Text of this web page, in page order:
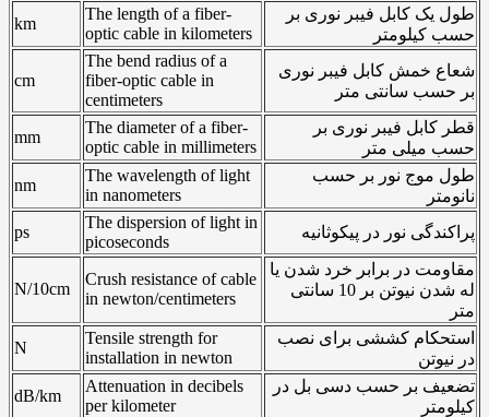
km
The length of a fiber-
optic cable in kilometers
طول یک کابل فیبر نوری بر
حسب کیلومتر
cm
The bend radius of a
fiber-optic cable in
centimeters
شعاع خمش کابل فیبر نوری
بر حسب سانتی متر
mm
The diameter of a fiber-
optic cable in millimeters
قطر کابل فیبر نوری بر
حسب میلی متر
nm
The wavelength of light
in nanometers
طول موج نور بر حسب
نانومتر
ps
The dispersion of light in
picoseconds
پراکندگی نور در پیکوثانیه
N/10cm
Crush resistance of cable
in newton/centimeters
مقاومت در برابر خرد شدن یا
له شدن نیوتن بر 10 سانتی
متر
N
Tensile strength for
installation in newton
استحکام کششی برای نصب
در نیوتن
dB/km
Attenuation in decibels
per kilometer
تضعیف بر حسب دسی بل در
کیلومتر